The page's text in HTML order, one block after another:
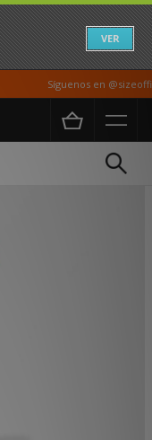
VER
Síguenos en